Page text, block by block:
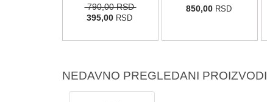
790,00 RSD
395,00 RSD
850,00 RSD
NEDAVNO PREGLEDANI PROIZVODI